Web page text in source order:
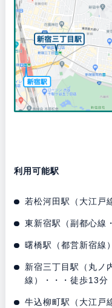
利用可能駅
若松河田駅（大江戸
東新宿駅（副都心線
曙橋駅（都営新宿線
新宿三丁目駅（丸ノ
線）・・・徒歩13分
牛込柳町駅（大江戸